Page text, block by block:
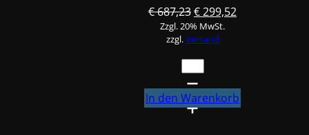
€687,23Ursprünglicher
Preis
war:
€ 687,23
€299,52
Zzgl. 20% MwSt.
zzgl.Versand
Standox
Basislack
Mix
590
In den Warenkorb